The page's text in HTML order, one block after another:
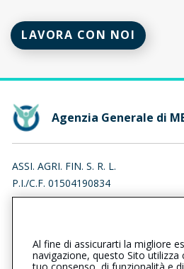
LAVORA CON NOI
Agenzia Generale di
ASSI. AGRI. FIN. S. R. L.
P.I./C.F. 01504190834
VIA FRANCESCO LO SARDO 5,
0902938353
Al fine di assicurarti la migliore
navigazione, questo Sito utilizza